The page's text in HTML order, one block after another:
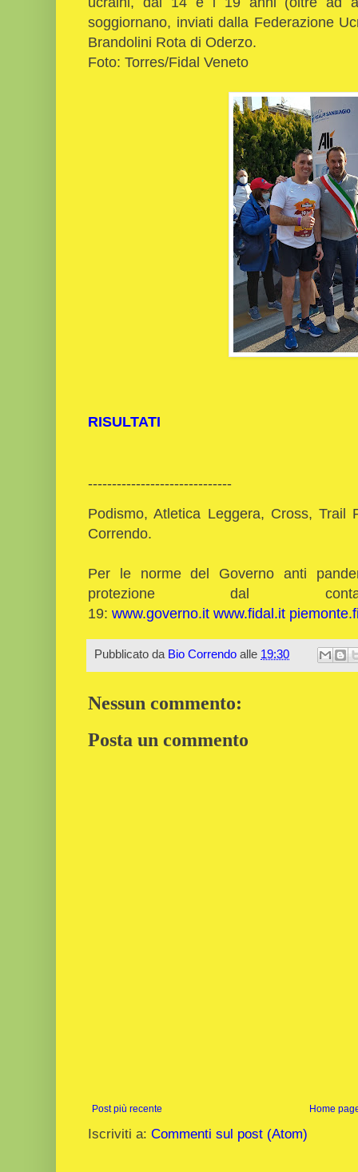
soggiornano, inviati dalla Federazione
Brandolini Rota di Oderzo.
Foto: Torres/Fidal Veneto
RISULTATI
------------------------------
Podismo, Atletica Leggera, Cross,
Correndo.
Per le norme del Governo anti
protezione dal
19: www.governo.it www.fidal.it
Pubblicato da Bio Correndo alle 19:30
Nessun commento:
Posta un commento
Post più recente Home
Iscriviti a: Commenti sul post (Atom)